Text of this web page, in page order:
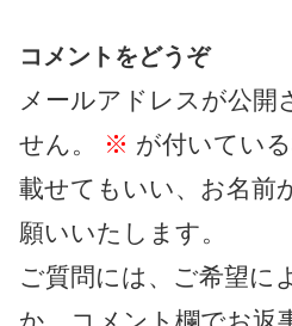
コメントをどうぞ
メールアドレスが公開
せん。
※ が付いてい
載せてもいい、お名前
願いいたします。
ご質問には、ご希望に
か、コメント欄でお返